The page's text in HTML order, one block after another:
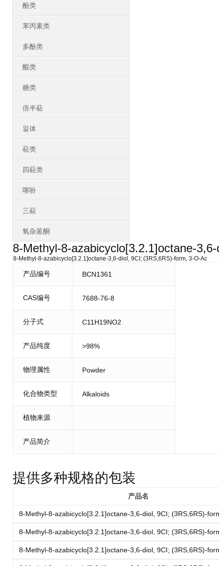
酚类
苯丙素类
多酚类
醌类
糖类
倍半萜
甾体
萜类
四萜类
噻吩
三萜
氧杂蒽酮
8-Methyl-8-azabicyclo[3.2.1]octane-
8-Methyl-8-azabicyclo[3.2.1]octane-3,6-diol, 9CI; (3RS,6RS)-form, 3-O-Ac
产品编号 BCN1361
CAS编号 7688-76-8
分子式 C11H19NO2
产品纯度 >98%
物理属性 Powder
化合物类型 Alkaloids
植物来源
产品简介
提供多种规格的包装
产品名
8-Methyl-8-azabicyclo[3.2.1]octane-3,6-diol, 9CI; (3RS,6RS)-
8-Methyl-8-azabicyclo[3.2.1]octane-3,6-diol, 9CI; (3RS,6RS)-
8-Methyl-8-azabicyclo[3.2.1]octane-3,6-diol, 9CI; (3RS,6RS)-